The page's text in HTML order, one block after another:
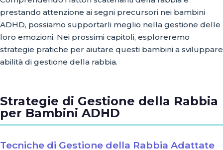
prestando attenzione ai segni precursori nei bambini
ADHD, possiamo supportarli meglio nella gestione delle
loro emozioni. Nei prossimi capitoli, esploreremo
strategie pratiche per aiutare questi bambini a sviluppare
abilità di gestione della rabbia.
Strategie di Gestione della Rabbia
per Bambini ADHD
Tecniche di Gestione della Rabbia Adattate